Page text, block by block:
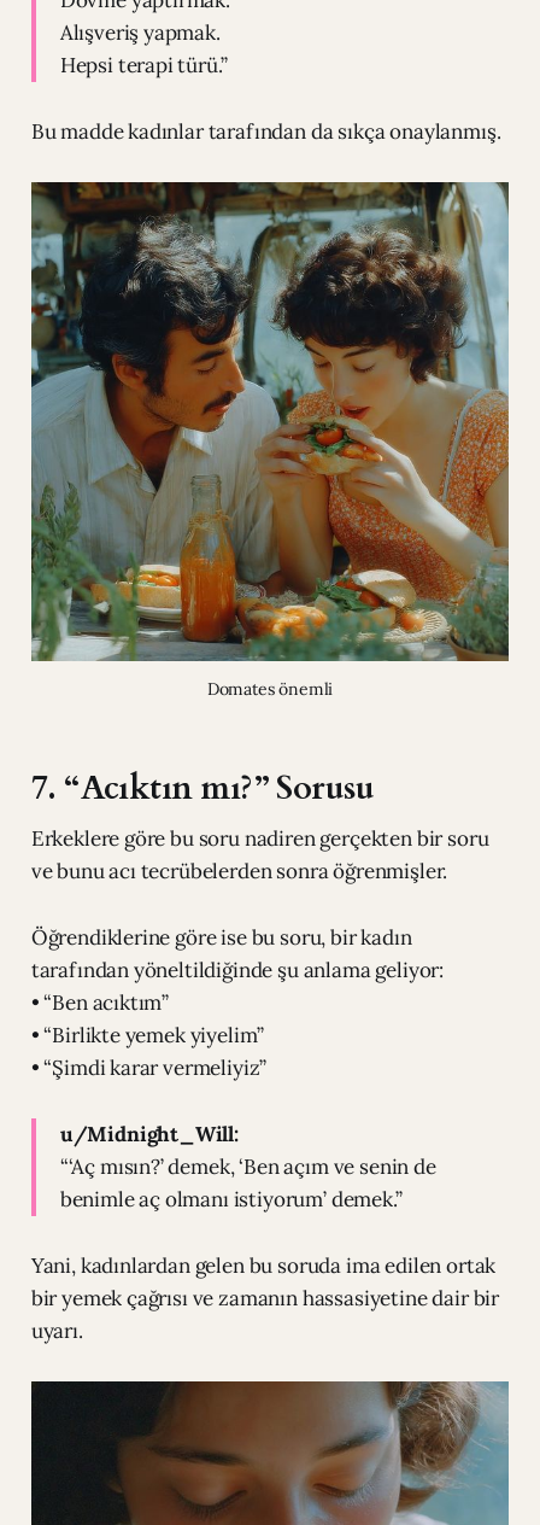
Alışveriş yapmak.
Hepsi terapi türü.”
Bu madde kadınlar tarafından da sıkça onaylanmış.
Domates önemli
7. “Acıktın mı?” Sorusu
Erkeklere göre bu soru nadiren gerçekten bir soru
ve bunu acı tecrübelerden sonra öğrenmişler.
Öğrendiklerine göre ise bu soru, bir kadın
tarafından yöneltildiğinde şu anlama geliyor:
• “Ben acıktım”
• “Birlikte yemek yiyelim”
• “Şimdi karar vermeliyiz”
u/Midnight_Will:
“‘Aç mısın?’ demek, ‘Ben açım ve senin de
benimle aç olmanı istiyorum’ demek.”
Yani, kadınlardan gelen bu soruda ima edilen ortak
bir yemek çağrısı ve zamanın hassasiyetine dair bir
uyarı.